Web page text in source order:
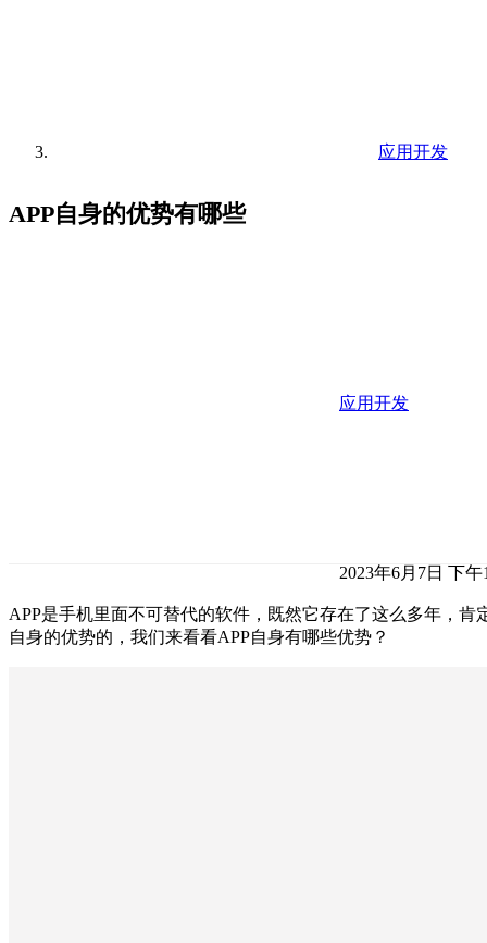
应用开发
APP自身的优势有哪些
应用开发
2023年6月7日 下午
APP是手机里面不可替代的软件，既然它存在了这么多年，肯
自身的优势的，我们来看看APP自身有哪些优势？